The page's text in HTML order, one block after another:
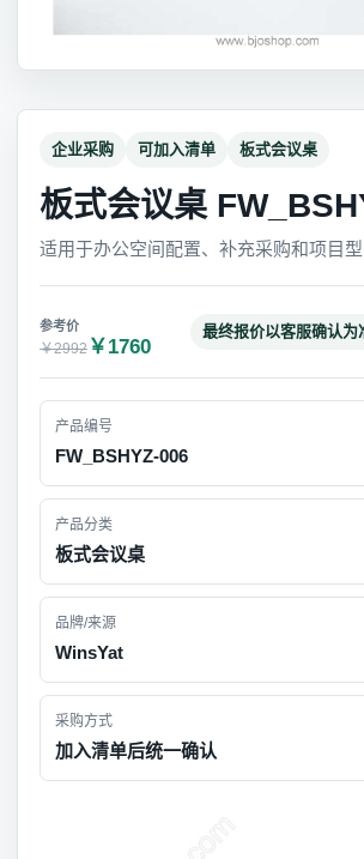
企业采购 可加入清单 板式会议桌
板式会议桌
适用于办公空间配置、补充采购和项目型
￥2992 ￥1760
最终报价以客服确认为
产品编号
FW_BSHYZ-006
产品分类
板式会议桌
品牌/来源
WinsYat
采购方式
加入清单后统一确认